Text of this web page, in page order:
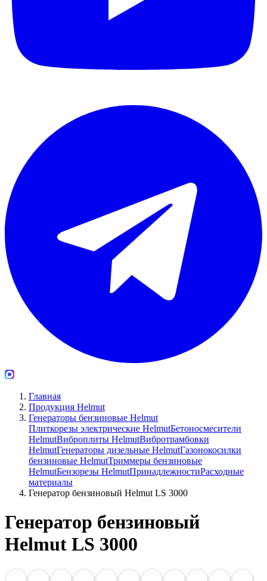
Главная
Продукция Helmut
Генераторы бензиновые Helmut
Плиткорезы электрические HelmutБетоносмесители
HelmutВиброплиты HelmutВибротрамбовки
HelmutГенераторы дизельные HelmutГазонокосилки
бензиновые HelmutТриммеры бензиновые
HelmutБензорезы HelmutПринадлежностиРасходные
материалы
Генератор бензиновый Helmut LS 3000
Генератор бензиновый
Helmut LS 3000